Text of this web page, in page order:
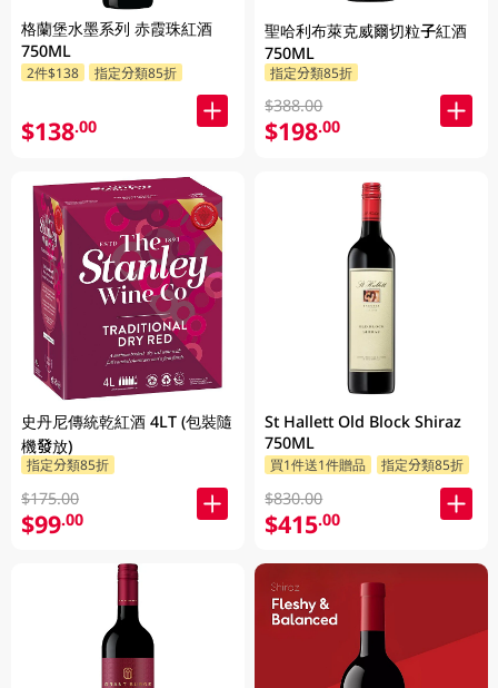
格蘭堡水墨系列 赤霞珠紅酒
750ML
2件$138 指定分類85折
$138.00
史丹尼傳統乾紅酒 4LT (包裝隨
機發放)
指定分類85折
$175.00
$99.00
聖哈利布萊克威爾切粒子紅酒
750ML
指定分類85折
$388.00
$198.00
St Hallett Old Block Shiraz
750ML
買1件送1件贈品 指定分類85折
$830.00
$415.00